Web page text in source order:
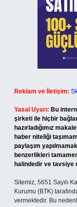
Reklam ve İletişim:
Yasal Uyarı: Bu
şirketi ile hiçbir
hazırladığımız
haber niteliği
paylaşım
benzerlikleri
halindedir ve tavsiye
Sitemiz, 5651 Sayılı
Kurumu (BTK)
vermektedir. Bu